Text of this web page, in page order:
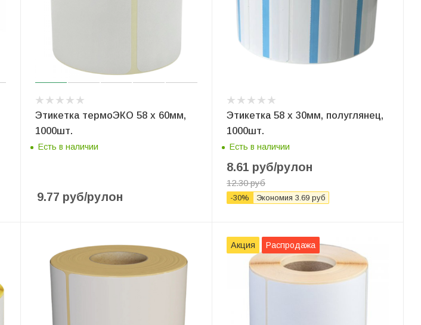
Этикетка термоЭКО 58 x 60мм,
1000шт.
Есть в наличии
9.77 руб/рулон
Этикетка 58 x 30мм, полуглянец,
1000шт.
Есть в наличии
8.61 руб/рулон
12.30руб
-30% Экономия 3.69 руб
Акция Распродажа